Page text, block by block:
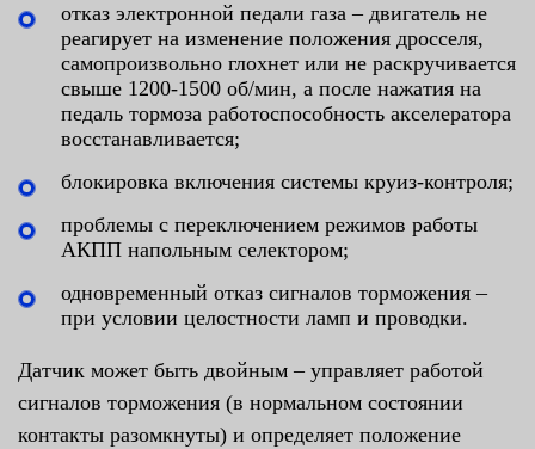
отказ электронной педали газа – двигатель не
реагирует на изменение положения дросселя,
самопроизвольно глохнет или не раскручивается
свыше 1200-1500 об/мин, а после нажатия на
педаль тормоза работоспособность акселератора
восстанавливается;
блокировка включения системы круиз-контроля;
проблемы с переключением режимов работы
АКПП напольным селектором;
одновременный отказ сигналов торможения –
при условии целостности ламп и проводки.
Датчик может быть двойным – управляет работой
сигналов торможения (в нормальном состоянии
контакты разомкнуты) и определяет положение